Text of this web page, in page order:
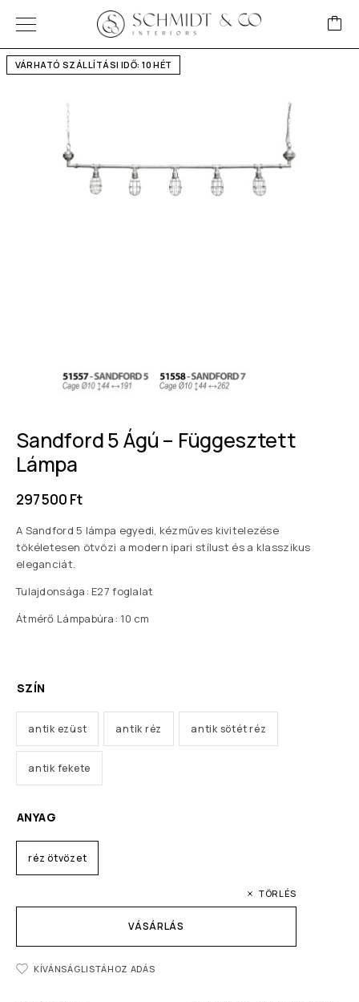
VÁRHATÓ SZÁLLÍTÁSI IDŐ: 10 HÉT
Sandford 5 Ágú – Függesztett
Lámpa
297 500 Ft
A Sandford 5 lámpa egyedi, kézműves kivitelezése
tökéletesen ötvözi a modern ipari stílust és a klasszikus
eleganciát.
Tulajdonsága: E27 foglalat
Átmérő Lámpabúra: 10 cm
SZÍN
antik ezüst antik réz antik sötét réz
antik fekete
ANYAG
réz ötvözet
TÖRLÉS
VÁSÁRLÁS
KÍVÁNSÁGLISTÁHOZ ADÁS